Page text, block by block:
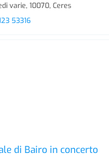
varie, 10070, Ceres
53316
di Bairo in concerto